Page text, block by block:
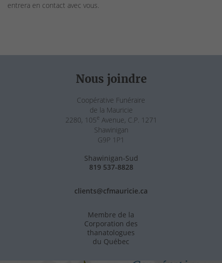
entrera en contact avec vous.
Nous joindre
Coopérative Funéraire
de la Mauricie
2280, 105e Avenue, C.P. 1271
Shawinigan
G9P 1P1
Shawinigan-Sud
819 537-8828
clients@cfmauricie.ca
Membre de la
Corporation des
thanatologues
du Québec